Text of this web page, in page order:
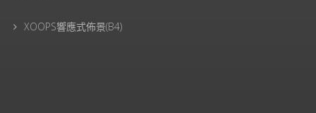
XOOPS響應式佈景(B4)